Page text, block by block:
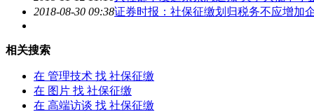
2018-08-30 09:38证券时报： 社保征缴划归税务不应增加
相关搜索
在 管理技术 找 社保征缴
在 图片 找 社保征缴
在 高端访谈 找 社保征缴